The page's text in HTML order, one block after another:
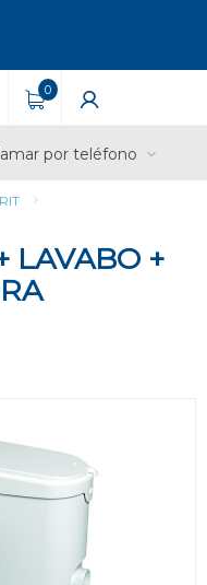
0
por teléfono
LAVABO +